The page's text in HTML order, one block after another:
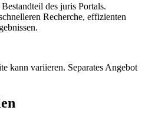
des juris Portals.
Recherche, effizienten
kann variieren. Separates Angebot